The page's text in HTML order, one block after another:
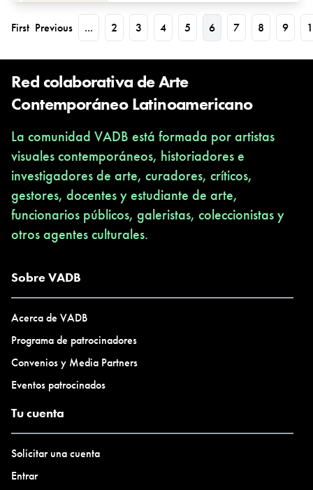
First Previous ... 2 3 4 5 6 7 8 9
Red colaborativa de Arte
Contemporáneo Latinoamericano
La comunidad VADB está formada por artistas
visuales contemporáneos, historiadores e
investigadores de arte, curadores, críticos,
gestores, docentes y estudiante de arte,
funcionarios públicos, galeristas, coleccionistas y
otros agentes culturales.
Sobre VADB
Acerca de VADB
Programa de patrocinadores
Convenios y Media Partners
Eventos patrocinados
Tu cuenta
Solicitar una cuenta
Entrar